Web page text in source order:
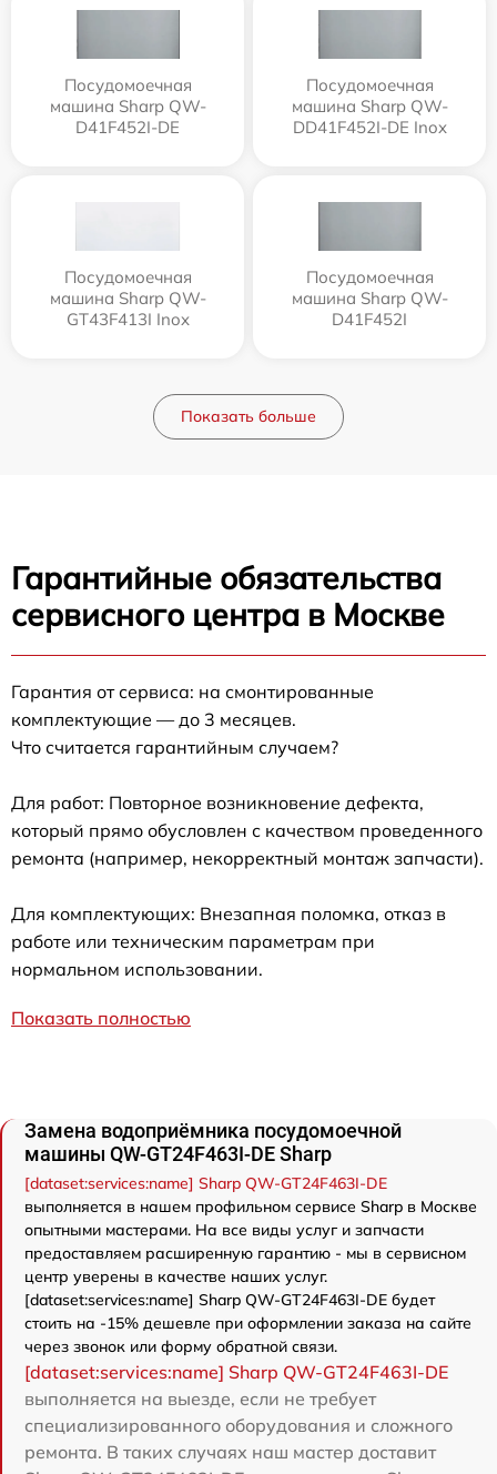
Посудомоечная
машина Sharp QW-
D41F452I-DE
Посудомоечная
машина Sharp QW-
DD41F452I-DE Inox
Посудомоечная
машина Sharp QW-
GT43F413I Inox
Посудомоечная
машина Sharp QW-
D41F452I
Показать больше
Гарантийные обязательства
сервисного центра в Москве
Гарантия от сервиса: на смонтированные
комплектующие — до 3 месяцев.
Что считается гарантийным случаем?
Для работ: Повторное возникновение дефекта,
который прямо обусловлен с качеством проведенного
ремонта (например, некорректный монтаж запчасти).
Для комплектующих: Внезапная поломка, отказ в
работе или техническим параметрам при
нормальном использовании.
Показать полностью
Замена водоприёмника посудомоечной
машины QW-GT24F463I-DE Sharp
[dataset:services:name] Sharp QW-GT24F463I-DE
выполняется в нашем профильном сервисе Sharp в Москве
опытными мастерами. На все виды услуг и запчасти
предоставляем расширенную гарантию - мы в сервисном
центр уверены в качестве наших услуг.
[dataset:services:name] Sharp QW-GT24F463I-DE будет
стоить на -15% дешевле при оформлении заказа на сайте
через звонок или форму обратной связи.
[dataset:services:name] Sharp QW-GT24F463I-DE
выполняется на выезде, если не требует
специализированного оборудования и сложного
ремонта. В таких случаях наш мастер доставит